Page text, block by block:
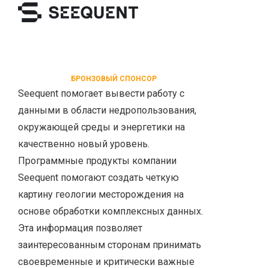
БРОНЗОВЫЙ СПОНСОР
Seequent помогает вывести работу с
данными в области недропользования,
окружающей среды и энергетики на
качественно новый уровень.
Программные продукты компании
Seequent помогают создать четкую
картину геологии месторождения на
основе обработки комплексных данных.
Эта информация позволяет
заинтересованным сторонам принимать
своевременные и критически важные